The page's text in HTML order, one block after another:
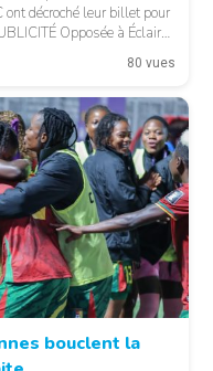
décroché leur billet pour
Opposée à Éclair
80 vues
bouclent la